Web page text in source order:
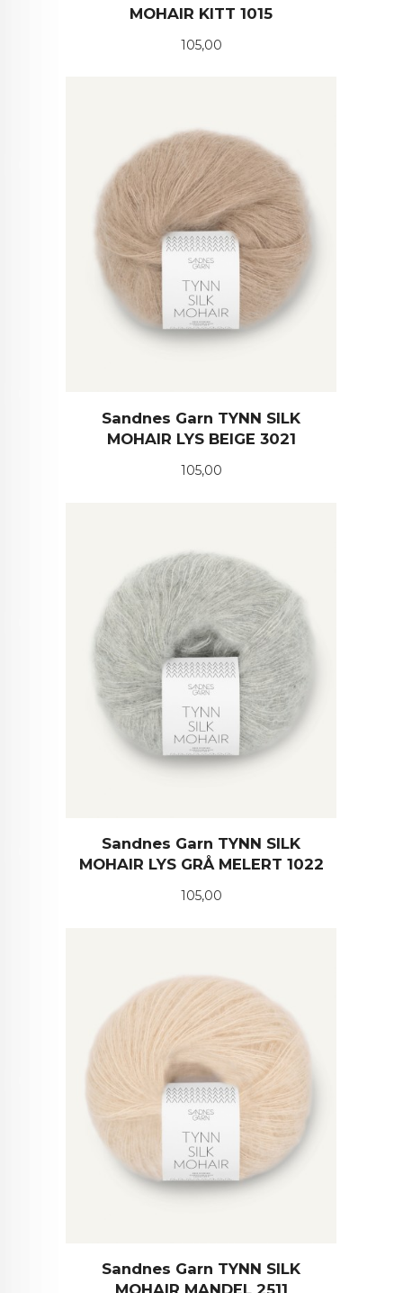
MOHAIR KITT 1015
Pris
105,00
Sandnes Garn TYNN SILK
MOHAIR LYS BEIGE 3021
Pris
105,00
Sandnes Garn TYNN SILK
MOHAIR LYS GRÅ MELERT 1022
Pris
105,00
Sandnes Garn TYNN SILK